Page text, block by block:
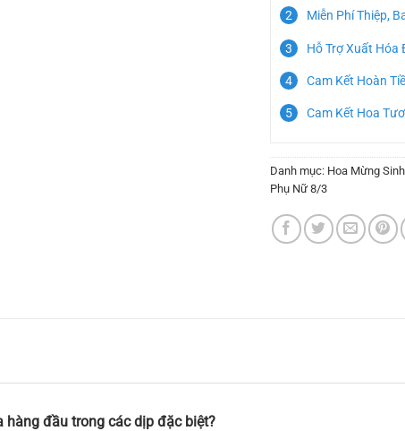
Miễn Phí Thiệp,
Hỗ Trợ Xuất Hóa
Cam Kết Hoàn
Cam Kết Hoa
Danh mục: Hoa Mừng
Phụ Nữ 8/3
đầu trong các dịp đặc biệt?